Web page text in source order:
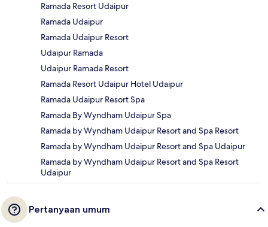
Ramada Resort Udaipur
Ramada Udaipur
Ramada Udaipur Resort
Udaipur Ramada
Udaipur Ramada Resort
Ramada Resort Udaipur Hotel Udaipur
Ramada Udaipur Resort Spa
Ramada By Wyndham Udaipur Spa
Ramada by Wyndham Udaipur Resort and Spa Resort
Ramada by Wyndham Udaipur Resort and Spa Udaipur
Ramada by Wyndham Udaipur Resort and Spa Resort
Udaipur
Pertanyaan umum